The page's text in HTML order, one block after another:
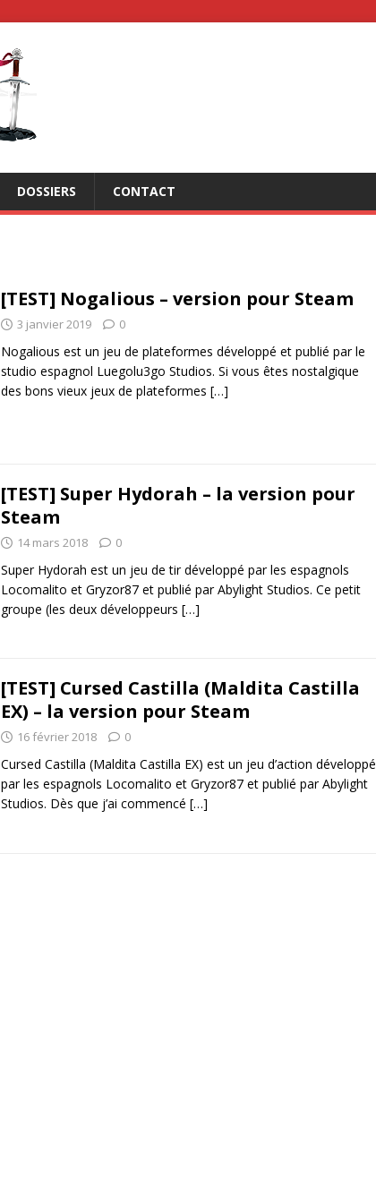
DOSSIERS CONTACT
[TEST] Nogalious – version pour Steam
3 janvier 2019 0
Nogalious est un jeu de plateformes développé et publié par le
studio espagnol Luegolu3go Studios. Si vous êtes nostalgique
des bons vieux jeux de plateformes […]
[TEST] Super Hydorah – la version pour
Steam
14 mars 2018 0
Super Hydorah est un jeu de tir développé par les espagnols
Locomalito et Gryzor87 et publié par Abylight Studios. Ce petit
groupe (les deux développeurs […]
[TEST] Cursed Castilla (Maldita Castilla
EX) – la version pour Steam
16 février 2018 0
Cursed Castilla (Maldita Castilla EX) est un jeu d’action développé
par les espagnols Locomalito et Gryzor87 et publié par Abylight
Studios. Dès que j’ai commencé […]